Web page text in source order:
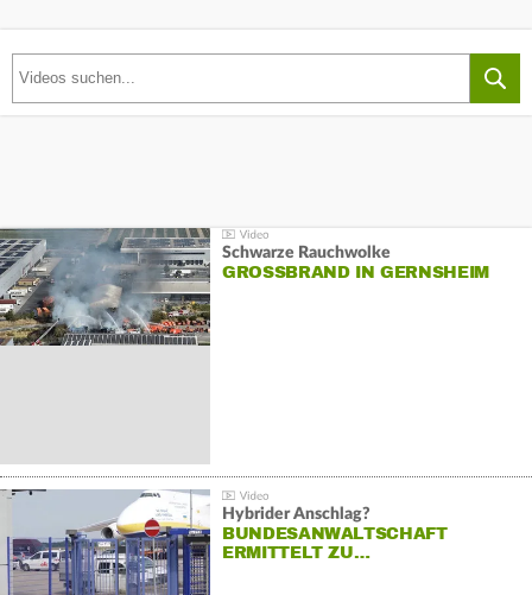
Schwarze Rauchwolke
GROSSBRAND IN GERNSHEIM
Hybrider Anschlag?
BUNDESANWALTSCHAFT
ERMITTELT ZU…